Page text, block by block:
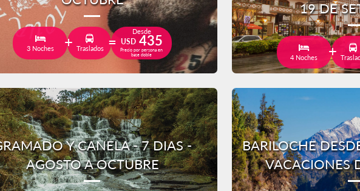
3 Noches Traslados
Desde
USD435
Precio por persona en
base doble
19 DE
4 Noches
Y CANELA - 7 DIAS -
AGOSTO A OCTUBRE
BARILOCHE
VACACIONES